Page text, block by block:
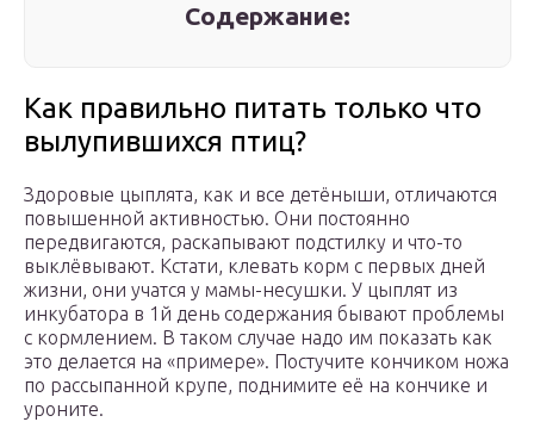
Содержание:
Как правильно питать только что
вылупившихся птиц?
Здоровые цыплята, как и все детёныши, отличаются
повышенной активностью. Они постоянно
передвигаются, раскапывают подстилку и что-то
выклёвывают. Кстати, клевать корм с первых дней
жизни, они учатся у мамы-несушки. У цыплят из
инкубатора в 1й день содержания бывают проблемы
с кормлением. В таком случае надо им показать как
это делается на «примере». Постучите кончиком ножа
по рассыпанной крупе, поднимите её на кончике и
уроните.